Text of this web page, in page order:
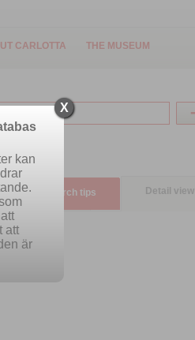
CARLOTTA THE MUSEUM
Search tips Detail view
X
kan
att
är